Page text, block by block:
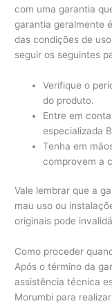
com uma garantia
garantia geralmente
das condições de
seguir os seguintes
Verifique o
do produto.
Entre em
especializada
Tenha em
comprovem a
Vale lembrar que a
mau uso ou
originais pode
Como proceder
Após o término da
assistência técnica
Morumbi para